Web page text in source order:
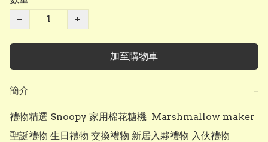
−
+
加至購物車
簡介 −
禮物精選 Snoopy 家用棉花糖機  Marshmallow maker
聖誕禮物 生日禮物 交換禮物 新居入夥禮物 入伙禮物